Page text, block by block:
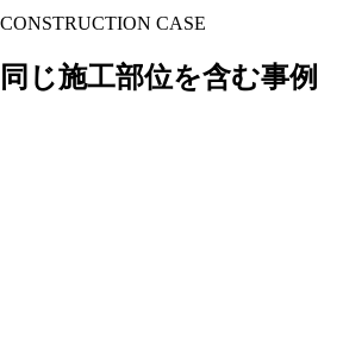
CONSTRUCTION CASE
同じ施工部位を含む事例